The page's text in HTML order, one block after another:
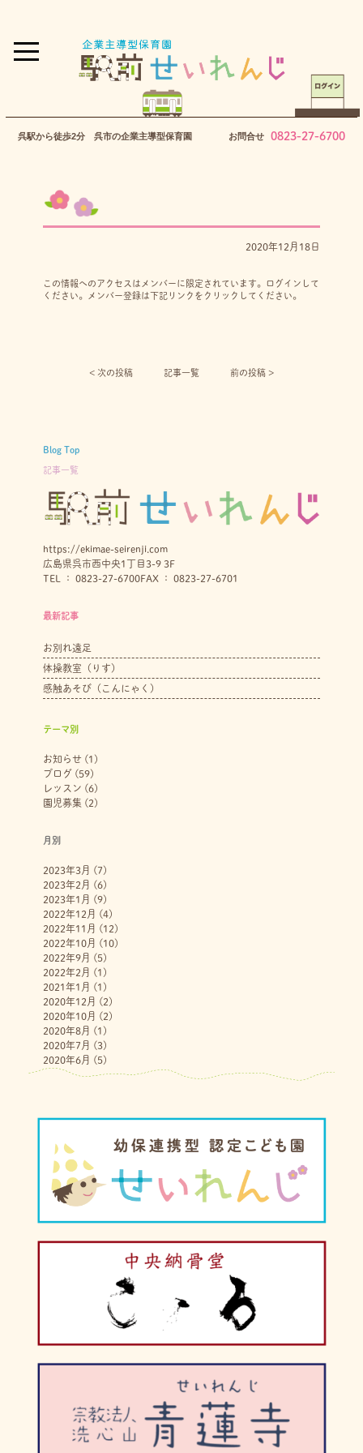
呉駅から徒歩2分 呉市の企業主導型保育園 お問合せ 0823-27-6700
2020年12月18日
この情報へのアクセスはメンバーに限定されています。ログインして
ください。メンバー登録は下記リンクをクリックしてください。
< 次の投稿︎ 記事一覧 前の投稿 >
Blog Top
記事一覧
https://ekimae-seirenji.com
広島県呉市西中央1丁目3-9 3F
TEL ： 0823-27-6700FAX ： 0823-27-6701
最新記事
お別れ遠足
体操教室（りす）
感触あそび（こんにゃく）
テーマ別
お知らせ(1)
ブログ (59)
レッスン (6)
園児募集 (2)
月別
2023年3月 (7)
2023年2月 (6)
2023年1月 (9)
2022年12月 (4)
2022年11月 (12)
2022年10月 (10)
2022年9月 (5)
2022年2月 (1)
2021年1月 (1)
2020年12月 (2)
2020年10月 (2)
2020年8月 (1)
2020年7月 (3)
2020年6月 (5)